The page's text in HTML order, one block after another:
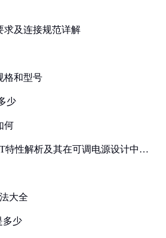
求及连接规范详解
格和型号
少
何
特性解析及其在可调电源设计中的
大全
多少